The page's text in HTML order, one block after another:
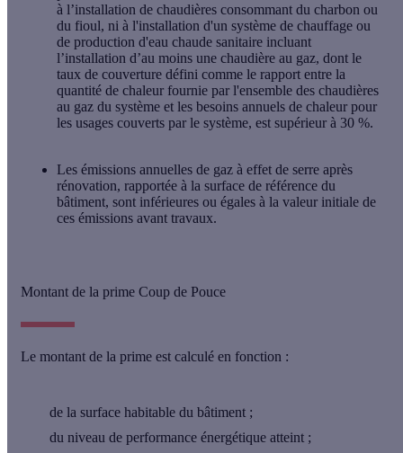
à l’installation de chaudières consommant du charbon ou
du fioul, ni à l'installation d'un système de chauffage ou
de production d'eau chaude sanitaire incluant
l’installation d’au moins une chaudière au gaz, dont le
taux de couverture défini comme le rapport entre la
quantité de chaleur fournie par l'ensemble des chaudières
au gaz du système et les besoins annuels de chaleur pour
les usages couverts par le système, est supérieur à 30 %.
Les émissions annuelles de gaz à effet de serre après
rénovation, rapportée à la surface de référence du
bâtiment, sont inférieures ou égales à la valeur initiale de
ces émissions avant travaux.
Montant de la prime Coup de Pouce
Le montant de la prime est calculé en fonction :
de la surface habitable du bâtiment ;
du niveau de performance énergétique atteint ;